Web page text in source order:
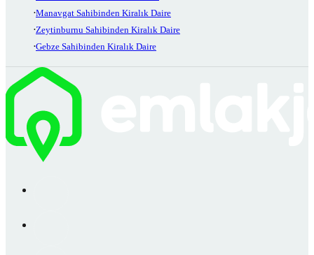
Manavgat Sahibinden Kiralık Daire
Zeytinburnu Sahibinden Kiralık Daire
Gebze Sahibinden Kiralık Daire